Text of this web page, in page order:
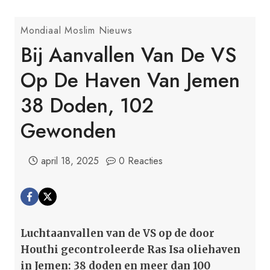
Mondiaal Moslim Nieuws
Bij Aanvallen Van De VS
Op De Haven Van Jemen
38 Doden, 102
Gewonden
april 18, 2025 0 Reacties
Luchtaanvallen van de VS op de door
Houthi gecontroleerde Ras Isa oliehaven
in Jemen: 38 doden en meer dan 100